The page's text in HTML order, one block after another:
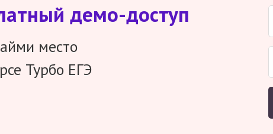
демо-доступ
место
Турбо ЕГЭ